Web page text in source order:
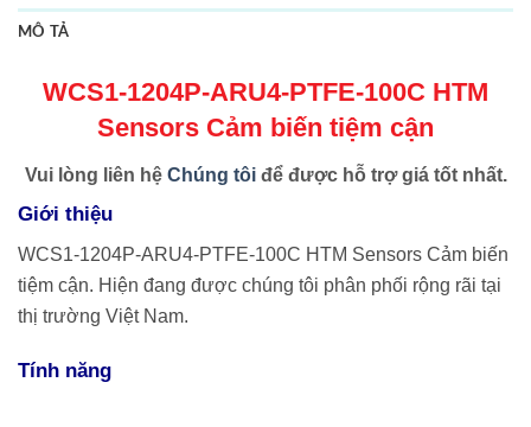
MÔ TẢ
WCS1-1204P-ARU4-PTFE-100C HTM
Sensors Cảm biến tiệm cận
Vui lòng liên hệ Chúng tôi để được hỗ trợ giá tốt nhất.
Giới thiệu
WCS1-1204P-ARU4-PTFE-100C HTM Sensors Cảm biến
tiệm cận. Hiện đang được chúng tôi phân phối rộng rãi tại
thị trường Việt Nam.
Tính năng